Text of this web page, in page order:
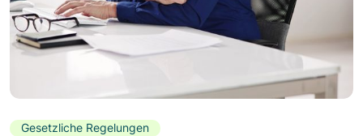
Gesetzliche Regelungen